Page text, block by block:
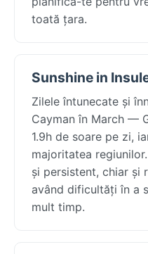
toată țara.
Sunshine in
Zilele întunecate și
Cayman în March —
1.9h de soare pe zi,
majoritatea
și persistent, chiar și
având dificultăți în a
mult timp.